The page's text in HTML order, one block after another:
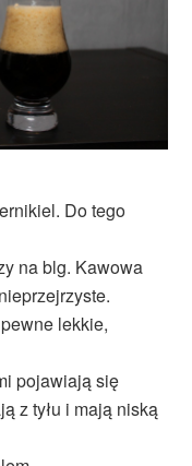
Do tego
na blg. Kawowa
lekkie,
pojawiają się
z tyłu i mają niską